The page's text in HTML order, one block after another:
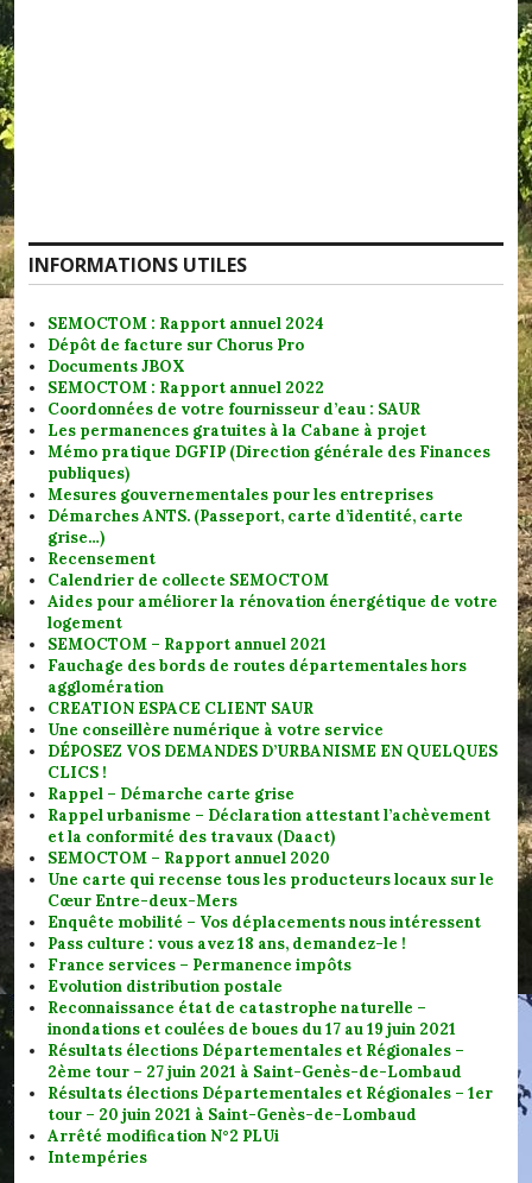
INFORMATIONS UTILES
SEMOCTOM : Rapport annuel 2024
Dépôt de facture sur Chorus Pro
Documents JBOX
SEMOCTOM : Rapport annuel 2022
Coordonnées de votre fournisseur d’eau : SAUR
Les permanences gratuites à la Cabane à projet
Mémo pratique DGFIP (Direction générale des Finances
publiques)
Mesures gouvernementales pour les entreprises
Démarches ANTS. (Passeport, carte d’identité, carte
grise…)
Recensement
Calendrier de collecte SEMOCTOM
Aides pour améliorer la rénovation énergétique de votre
logement
SEMOCTOM – Rapport annuel 2021
Fauchage des bords de routes départementales hors
agglomération
CREATION ESPACE CLIENT SAUR
Une conseillère numérique à votre service
DÉPOSEZ VOS DEMANDES D’URBANISME EN QUELQUES
CLICS !
Rappel – Démarche carte grise
Rappel urbanisme – Déclaration attestant l’achèvement
et la conformité des travaux (Daact)
SEMOCTOM – Rapport annuel 2020
Une carte qui recense tous les producteurs locaux sur le
Cœur Entre-deux-Mers
Enquête mobilité – Vos déplacements nous intéressent
Pass culture : vous avez 18 ans, demandez-le !
France services – Permanence impôts
Evolution distribution postale
Reconnaissance état de catastrophe naturelle –
inondations et coulées de boues du 17 au 19 juin 2021
Résultats élections Départementales et Régionales –
2ème tour – 27 juin 2021 à Saint-Genès-de-Lombaud
Résultats élections Départementales et Régionales – 1er
tour – 20 juin 2021 à Saint-Genès-de-Lombaud
Arrêté modification N°2 PLUi
Intempéries